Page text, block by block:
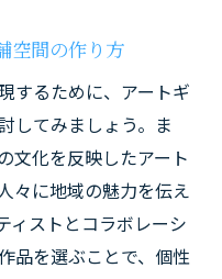
空間の作り方
するために、アートギ
してみましょう。ま
文化を反映したアート
々に地域の魅力を伝え
ィストとコラボレーシ
品を選ぶことで、個性